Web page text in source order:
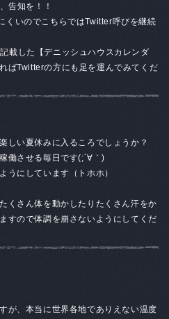
告知を！！
いのでこちらではTwitter呼びを継続
載した【デニッシュハウスカレンダ
ばTwitterの方にも足を運んでみてくだ
しい夏休みに入るころでしょうか？
働させる毎日です(;´∀｀)
にしています（トホホ）
くさん体を動かしたりたくさん汗をか
すので体調を崩さないようにしてくだ
が、本当に世界各地でありえない温度